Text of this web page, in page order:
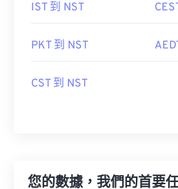
IST 到 NST
PKT 到 NST
CST 到 NST
您的數據，我們的首要